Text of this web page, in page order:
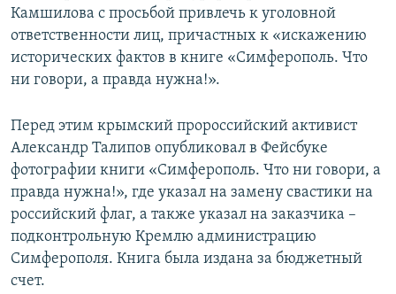
Камшилова с просьбой привлечь к уголовной
ответственности лиц, причастных к «искажению
исторических фактов в книге «Симферополь. Что
ни говори, а правда нужна!».
Перед этим крымский пророссийский активист
Александр Талипов опубликовал в Фейсбуке
фотографии книги «Симферополь. Что ни говори, а
правда нужна!», где указал на замену свастики на
российский флаг, а также указал на заказчика –
подконтрольную Кремлю администрацию
Симферополя. Книга была издана за бюджетный
счет.